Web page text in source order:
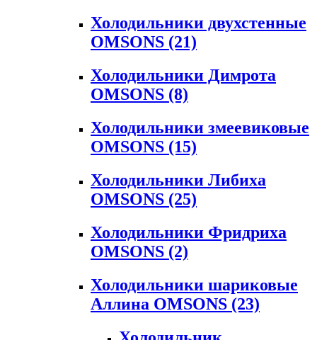
Холодильники двухстенные
OMSONS (21)
Холодильники Димрота
OMSONS (8)
Холодильники змеевиковые
OMSONS (15)
Холодильники Либиха
OMSONS (25)
Холодильники Фридриха
OMSONS (2)
Холодильники шариковые
Аллина OMSONS (23)